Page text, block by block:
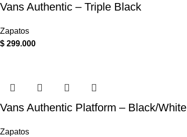
Vans Authentic – Triple Black
Zapatos
$ 299.000
Vans Authentic Platform – Black/White
Zapatos